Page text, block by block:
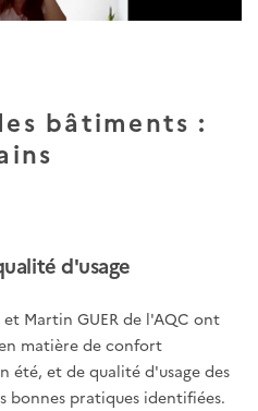
bâtiments :
d'usage
Martin GUER de l'AQC ont
matière de confort
été, et de qualité d'usage des
bonnes pratiques identifiées.